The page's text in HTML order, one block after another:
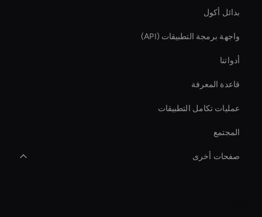
بدائل أكول
واجهة برمجة التطبيقات (API)
أدواتنا
قاعدة المعرفة
عمليات تكامل التطبيقات
المجتمع
صفحات أخرى